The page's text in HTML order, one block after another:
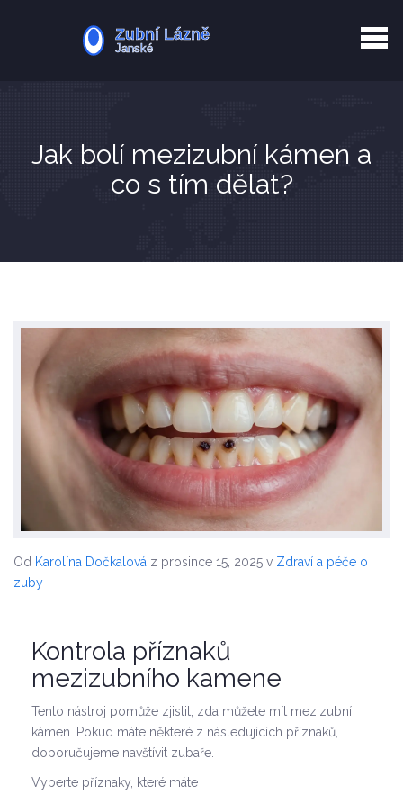
Zotavení po extrakci
Jak bolí mezizubní kámen a
co s tím dělat?
Od Karolína Dočkalová z prosince 15, 2025 v Zdraví a péče o
zuby
Kontrola příznaků
mezizubního kamene
Tento nástroj pomůže zjistit, zda můžete mít mezizubní
kámen. Pokud máte některé z následujících příznaků,
doporučujeme navštívit zubaře.
Vyberte příznaky, které máte